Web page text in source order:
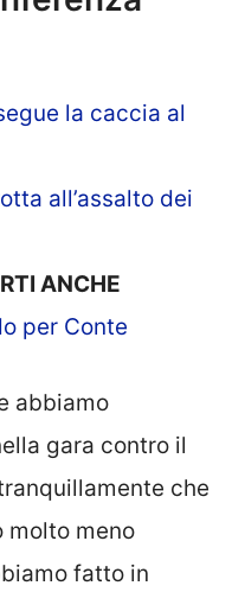
la caccia al
all’assalto dei
ANCHE
per Conte
abbiamo
gara contro il
che
molto meno
fatto in